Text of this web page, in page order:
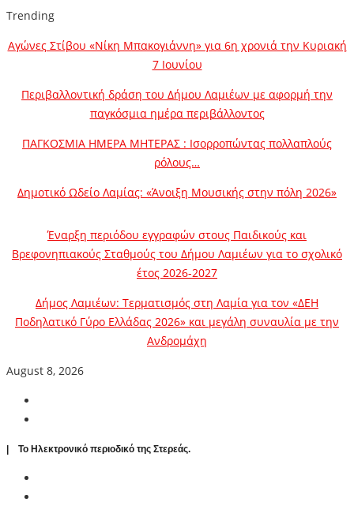
Trending
Αγώνες Στίβου «Νίκη Μπακογιάννη» για 6η χρονιά την Κυριακή
7 Ιουνίου
Περιβαλλοντική δράση του Δήμου Λαμιέων με αφορμή την
παγκόσμια ημέρα περιβάλλοντος
ΠΑΓΚΟΣΜΙΑ ΗΜΕΡΑ ΜΗΤΕΡΑΣ : Ισορροπώντας πολλαπλούς
ρόλους…
Δημοτικό Ωδείο Λαμίας: «Άνοιξη Μουσικής στην πόλη 2026»
Έναρξη περιόδου εγγραφών στους Παιδικούς και
Βρεφονηπιακούς Σταθμούς του Δήμου Λαμιέων για το σχολικό
έτος 2026-2027
Δήμος Λαμιέων: Τερματισμός στη Λαμία για τον «ΔΕΗ
Ποδηλατικό Γύρο Ελλάδας 2026» και μεγάλη συναυλία με την
Ανδρομάχη
August 8, 2026
| To Ηλεκτρονικό περιοδικό της Στερεάς.